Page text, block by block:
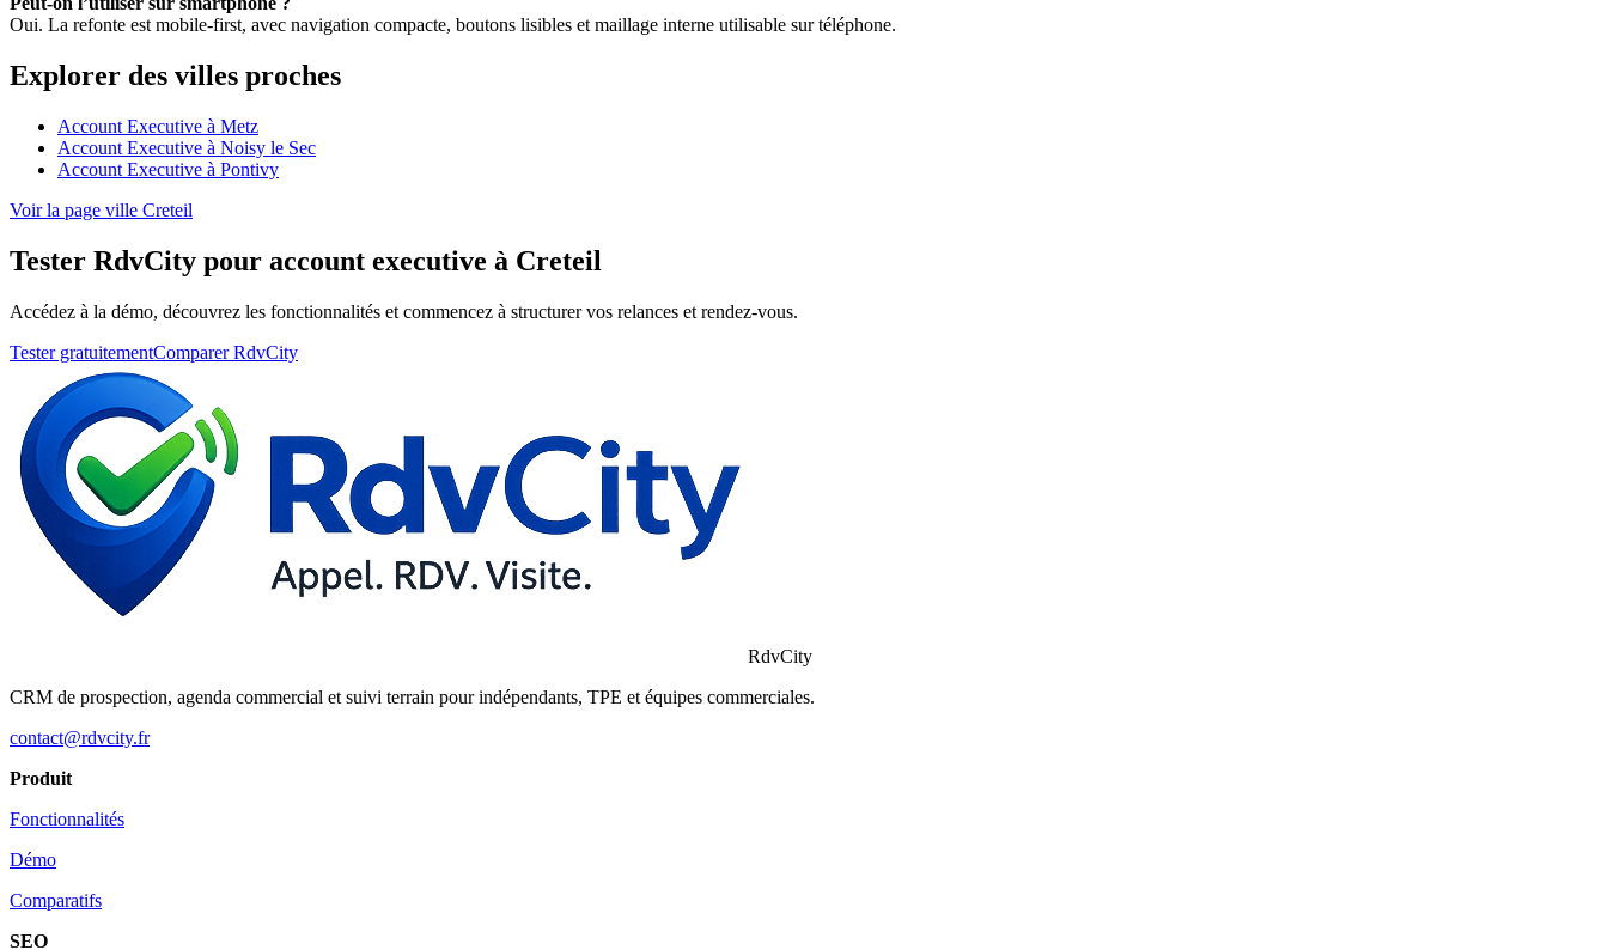
Oui. La refonte est mobile-first, avec navigation compacte, boutons lisibles et maillage interne utilisable sur téléphone.
Explorer des villes proches
Account Executive à Metz
Account Executive à Noisy le Sec
Account Executive à Pontivy
Voir la page ville Creteil
Tester RdvCity pour account executive à Creteil
Accédez à la démo, découvrez les fonctionnalités et commencez à structurer vos relances et rendez-vous.
Tester gratuitementComparer RdvCity
RdvCity
CRM de prospection, agenda commercial et suivi terrain pour indépendants, TPE et équipes commerciales.
contact@rdvcity.fr
Produit
Fonctionnalités
Démo
Comparatifs
SEO